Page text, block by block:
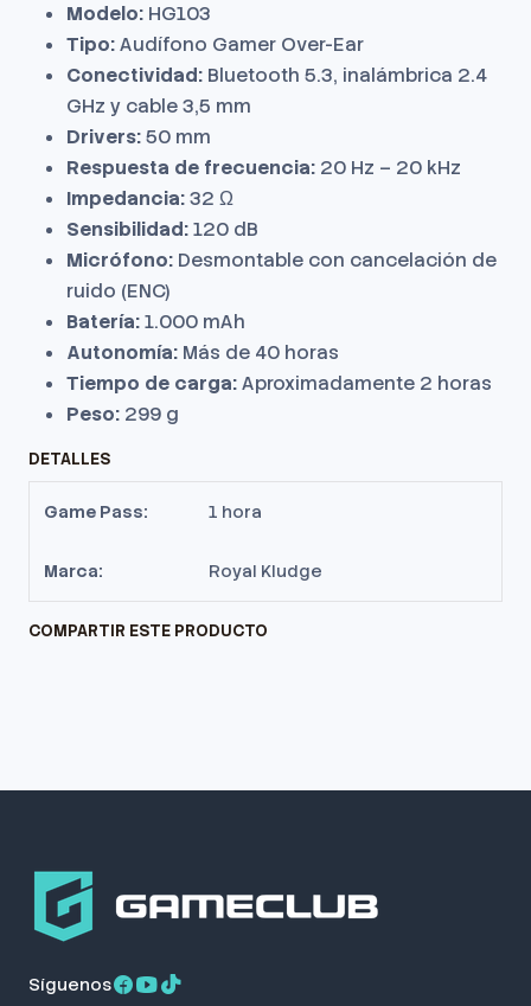
Modelo: HG103
Tipo:Audífono Gamer Over-Ear
Conectividad: Bluetooth 5.3, inalámbrica 2.4
GHz y cable 3,5 mm
Drivers:50 mm
Respuesta de frecuencia: 20 Hz – 20 kHz
Impedancia:32 Ω
Sensibilidad:120 dB
Micrófono: Desmontable con cancelación de
ruido (ENC)
Batería:1.000 mAh
Autonomía: Más de 40 horas
Tiempo de carga:Aproximadamente 2 horas
Peso: 299 g
DETALLES
Game Pass: 1 hora
Marca: Royal Kludge
COMPARTIR ESTE PRODUCTO
Síguenos